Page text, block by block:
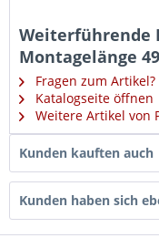
Weiterführende
Montagelänge
Fragen zum Artikel?
Katalogseite öffnen
Weitere Artikel von
Kunden kauften auch
Kunden haben sich